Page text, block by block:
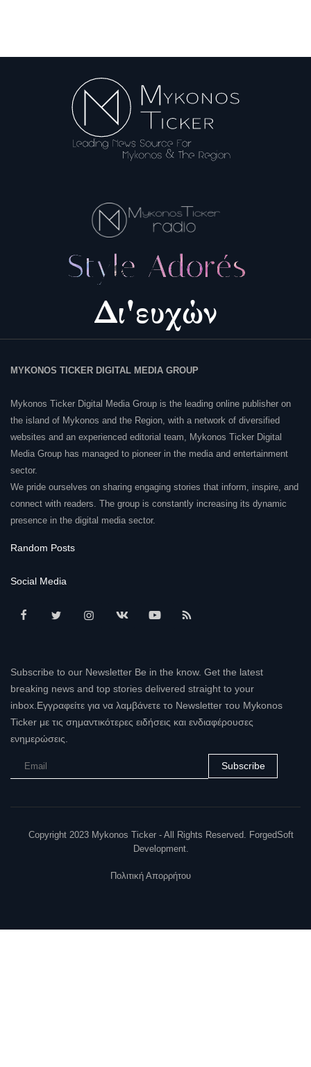
MYKONOS TICKER DIGITAL MEDIA GROUP
Mykonos Ticker Digital Media Group is the leading online publisher on
the island of Mykonos and the Region, with a network of diversified
websites and an experienced editorial team, Mykonos Ticker Digital
Media Group has managed to pioneer in the media and entertainment
sector.
We pride ourselves on sharing engaging stories that inform, inspire, and
connect with readers. The group is constantly increasing its dynamic
presence in the digital media sector.
Random Posts
Social Media
Subscribe to our Newsletter Be in the know. Get the latest
breaking news and top stories delivered straight to your
inbox.Εγγραφείτε για να λαμβάνετε το Newsletter του Mykonos
Ticker με τις σημαντικότερες ειδήσεις και ενδιαφέρουσες
ενημερώσεις.
Subscribe
Copyright 2023 Mykonos Ticker - All Rights Reserved. ForgedSoft
Development.
Πολιτική Απορρήτου